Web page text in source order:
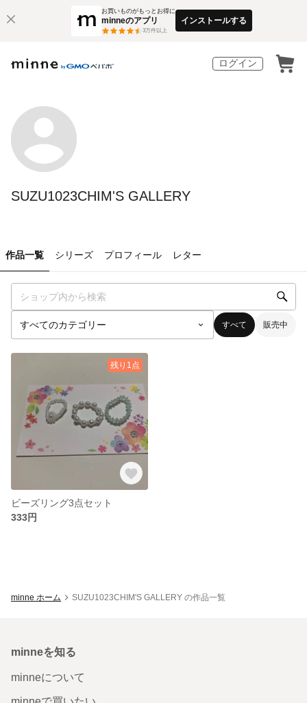
お買いものがもっとお得に
minneのアプリ
3万件以上
インストールする
ログイン
SUZU1023CHIM'S GALLERY
作品一覧 シリーズ プロフィール レター
すべて 販売中
残り1点
ビーズリング3点セット
333円
minne ホーム SUZU1023CHIM'S GALLERY の作品一覧
minneを知る
minneについて